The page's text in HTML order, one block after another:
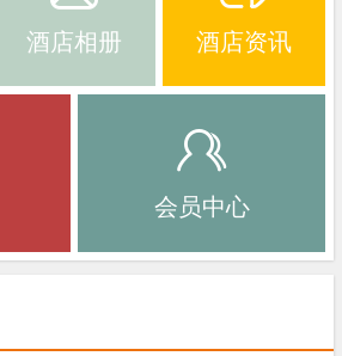
酒店相册 酒店资讯
会员中心